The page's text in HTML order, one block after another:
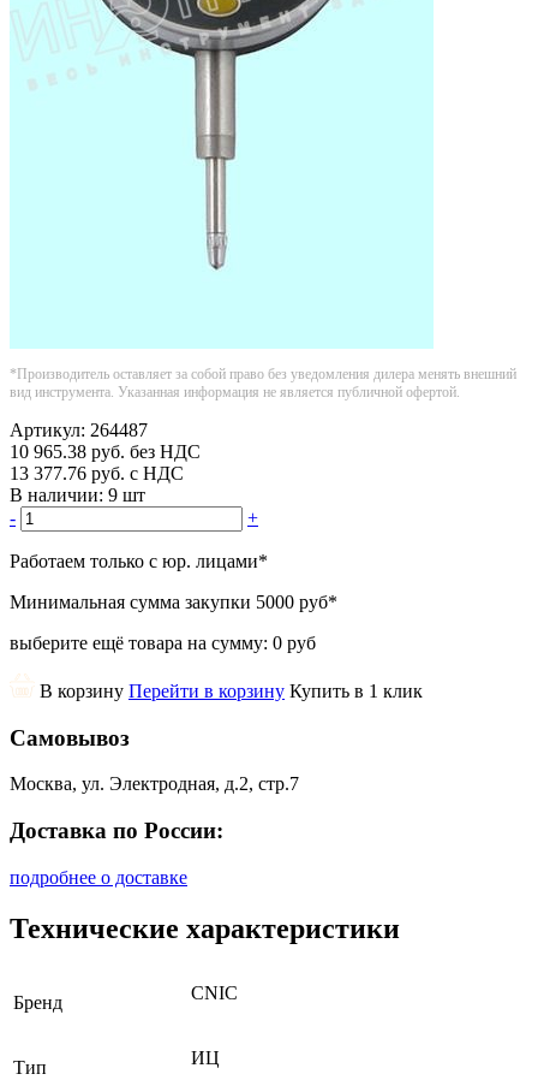
*Производитель оставляет за собой право без уведомления дилера менять внешний
вид инструмента. Указанная информация не является публичной офертой.
Артикул: 264487
10 965.38 руб. без НДС
13 377.76 руб. с НДС
В наличии: 9 шт
-
+
Работаем только с юр. лицами*
Минимальная сумма закупки 5000 руб*
выберите ещё товара на сумму: 0 руб
В корзину Перейти в корзину Купить в 1 клик
Самовывоз
Москва, ул. Электродная, д.2, стр.7
Доставка по России:
подробнее о доставке
Технические характеристики
Бренд CNIC
Тип ИЦ